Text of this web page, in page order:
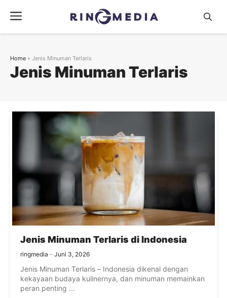
isi
Menu
Jenis Minuman Terlaris
Home » Jenis Minuman Terlaris
Jenis Minuman Terlaris di Indonesia
ringmedia Juni 3, 2026
Jenis Minuman Terlaris – Indonesia dikenal dengan
kekayaan budaya kulinernya, dan minuman memainkan
peran penting ...